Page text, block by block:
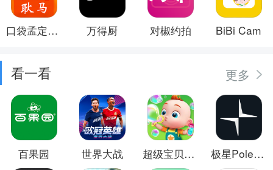
口袋孟定耿马 万得厨 对椒约拍 BiBi Cam
看一看 更多
百果园 世界大战 超级宝贝JoJo 极星Polestar